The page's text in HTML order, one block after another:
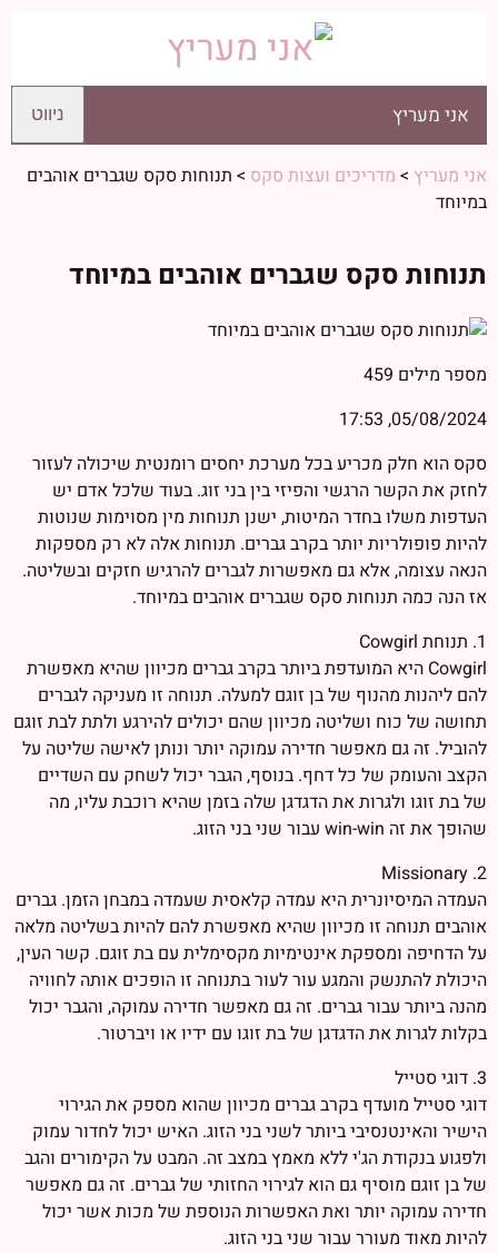
אני מעריץ ניווט
אני מעריץ > מדריכים ועצות סקס > תנוחות סקס שגברים אוהבים
במיוחד
תנוחות סקס שגברים אוהבים במיוחד
מספר מילים 459
05/08/2024, 17:53
סקס הוא חלק מכריע בכל מערכת יחסים רומנטית שיכולה לעזור
לחזק את הקשר הרגשי והפיזי בין בני זוג. בעוד שלכל אדם יש
העדפות משלו בחדר המיטות, ישנן תנוחות מין מסוימות שנוטות
להיות פופולריות יותר בקרב גברים. תנוחות אלה לא רק מספקות
הנאה עצומה, אלא גם מאפשרות לגברים להרגיש חזקים ובשליטה.
אז הנה כמה תנוחות סקס שגברים אוהבים במיוחד.
1. תנוחת Cowgirl
Cowgirl היא המועדפת ביותר בקרב גברים מכיוון שהיא מאפשרת
להם ליהנות מהנוף של בן זוגם למעלה. תנוחה זו מעניקה לגברים
תחושה של כוח ושליטה מכיוון שהם יכולים להירגע ולתת לבת זוגם
להוביל. זה גם מאפשר חדירה עמוקה יותר ונותן לאישה שליטה על
הקצב והעומק של כל דחף. בנוסף, הגבר יכול לשחק עם השדיים
של בת זוגו ולגרות את הדגדגן שלה בזמן שהיא רוכבת עליו, מה
שהופך את זה win-win עבור שני בני הזוג.
2. Missionary
העמדה המיסיונרית היא עמדה קלאסית שעמדה במבחן הזמן. גברים
אוהבים תנוחה זו מכיוון שהיא מאפשרת להם להיות בשליטה מלאה
על הדחיפה ומספקת אינטימיות מקסימלית עם בת זוגם. קשר העין,
היכולת להתנשק והמגע עור לעור בתנוחה זו הופכים אותה לחוויה
מהנה ביותר עבור גברים. זה גם מאפשר חדירה עמוקה, והגבר יכול
בקלות לגרות את הדגדגן של בת זוגו עם ידיו או ויברטור.
3. דוגי סטייל
דוגי סטייל מועדף בקרב גברים מכיוון שהוא מספק את הגירוי
הישיר והאינטנסיבי ביותר לשני בני הזוג. האיש יכול לחדור עמוק
ולפגוע בנקודת הג'י ללא מאמץ במצב זה. המבט על הקימורים והגב
של בן זוגם מוסיף גם הוא לגירוי החזותי של גברים. זה גם מאפשר
חדירה עמוקה יותר ואת האפשרות הנוספת של מכות אשר יכול
להיות מאוד מעורר עבור שני בני הזוג.